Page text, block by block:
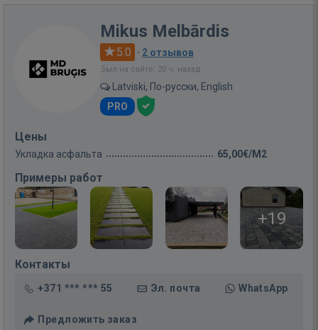
Mikus Melbārdis
5.0 · 2 отзывов
Был на сайте: 20 ч. назад
Latviski, По-русски, English
PRO
Цены
Укладка асфальта 65,00€/M2
Примеры работ
+19
Контакты
+371 *** *** 55 Эл. почта WhatsApp
Предложить заказ